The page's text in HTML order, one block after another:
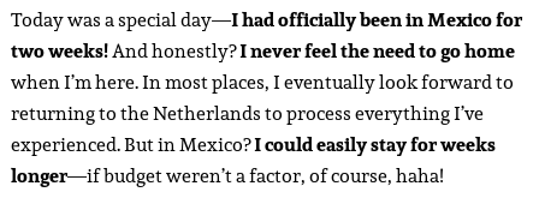
Today was a special day—I had officially been in Mexico for
two weeks!And honestly?I never feel the need to go home
when I’m here. In most places, I eventually look forward to
returning to the Netherlands to process everything I’ve
experienced. But in Mexico?I could easily stay for weeks
longer—if budget weren’t a factor, of course, haha!